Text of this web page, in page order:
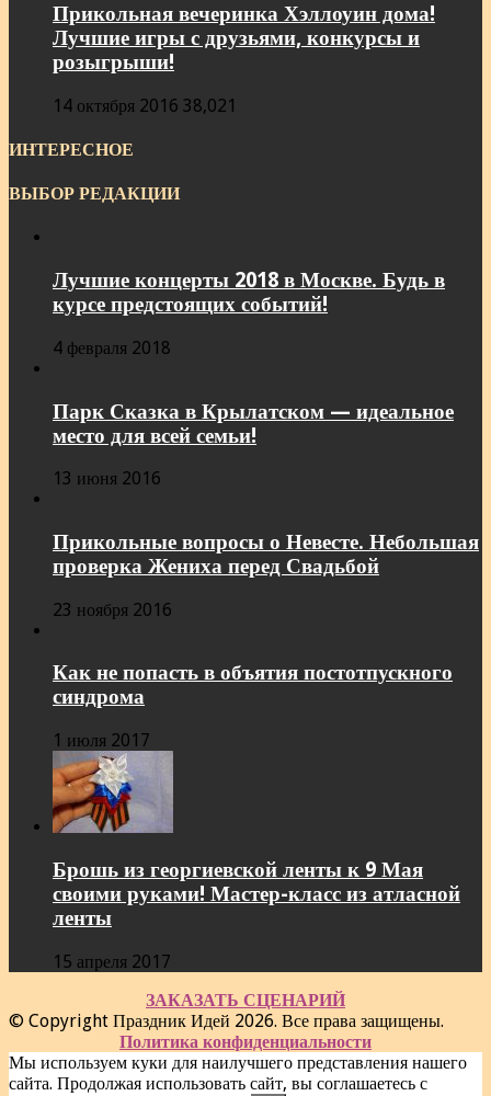
Прикольная вечеринка Хэллоуин дома!
Лучшие игры с друзьями, конкурсы и
розыгрыши!
14 октября 2016 38,021
ИНТЕРЕСНОЕ
ВЫБОР РЕДАКЦИИ
Лучшие концерты 2018 в Москве. Будь в
курсе предстоящих событий!
4 февраля 2018
Парк Сказка в Крылатском — идеальное
место для всей семьи!
13 июня 2016
Прикольные вопросы о Невесте. Небольшая
проверка Жениха перед Свадьбой
23 ноября 2016
Как не попасть в объятия постотпускного
синдрома
1 июля 2017
Брошь из георгиевской ленты к 9 Мая
своими руками! Мастер-класс из атласной
ленты
15 апреля 2017
ЗАКАЗАТЬ СЦЕНАРИЙ
© Copyright Праздник Идей 2026. Все права защищены.
Политика конфиденциальности
Мы используем куки для наилучшего представления нашего
сайта. Продолжая использовать сайт, вы соглашаетесь с